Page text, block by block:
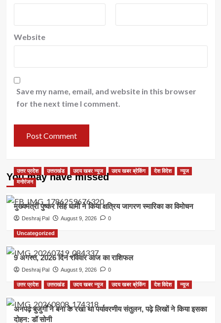
Website
Save my name, email, and website in this browser
for the next time I comment.
You may have missed
उत्तर प्रदेश उत्तराखंड उदय खबर न्यूज उदय खबर ब्रेकिंग देश विदेश
न्यूज
मनोरंजन
मुख्यमंत्री पुष्कर सिंह धामी ने किया क्षत्रिय जागरण स्मारिका का विमोचन
Deshraj Pal August 9, 2026 0
Uncategorized
9 अगस्त, 2026 दिन रविवार आज का राशिफल
Deshraj Pal August 9, 2026 0
उत्तर प्रदेश उत्तराखंड उदय खबर न्यूज उदय खबर ब्रेकिंग देश विदेश न्यूज
अनपढ़ बुजुर्गों ने बना के रखा था पर्यावरणीय संतुलन, पढ़े लिखों ने किया इसका
दोहन: डॉ सोनी